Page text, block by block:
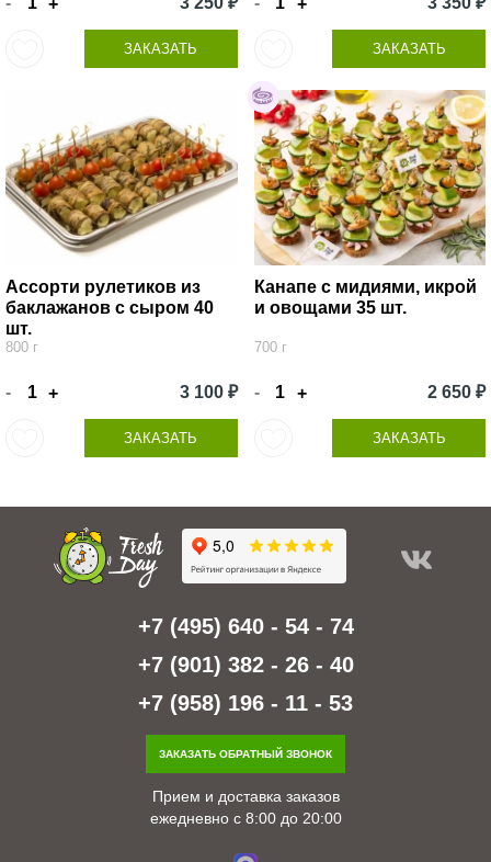
ЗАКАЗАТЬ ЗАКАЗАТЬ
Ассорти рулетиков из
баклажанов с сыром 40
шт.
800 г
- + 3 100 ₽
ЗАКАЗАТЬ
Канапе с мидиями, икрой
и овощами 35 шт.
700 г
- + 2 650 ₽
ЗАКАЗАТЬ
+7 (495) 640 - 54 - 74
+7 (901) 382 - 26 - 40
+7 (958) 196 - 11 - 53
ЗАКАЗАТЬ ОБРАТНЫЙ ЗВОНОК
Прием и доставка заказов
ежедневно с 8:00 до 20:00